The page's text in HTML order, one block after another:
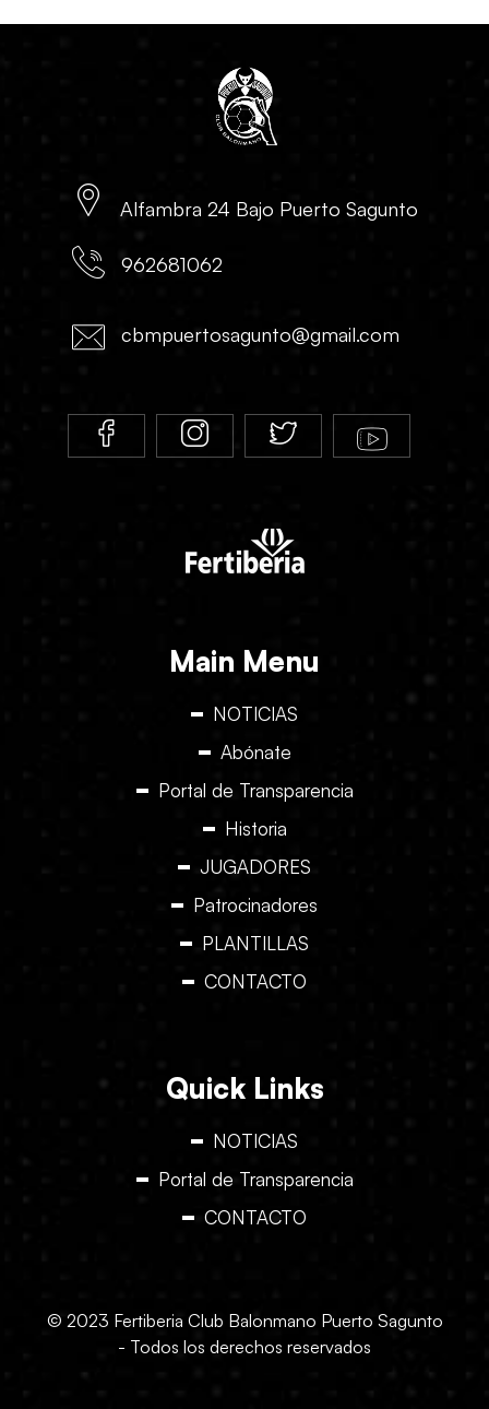
Alfambra 24 Bajo Puerto Sagunto
962681062
cbmpuertosagunto@gmail.com
Main Menu
NOTICIAS
Abónate
Portal de Transparencia
Historia
JUGADORES
Patrocinadores
PLANTILLAS
CONTACTO
Quick Links
NOTICIAS
Portal de Transparencia
CONTACTO
© 2023 Fertiberia Club Balonmano Puerto Sagunto
- Todos los derechos reservados